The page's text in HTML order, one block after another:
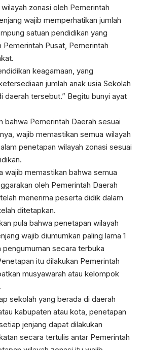
zonasi oleh Pemerintah
wajib memperhatikan jumlah
satuan pendidikan yang
Pusat, Pemerintah
keagamaan, yang
jumlah anak usia Sekolah
daerah tersebut.” Begitu bunyi ayat
bahwa Pemerintah Daerah sesuai
wajib memastikan semua wilayah
penetapan wilayah zonasi sesuai
wajib memastikan bahwa semua
oleh Pemerintah Daerah
menerima peserta didik dalam
ditetapkan.
pula bahwa penetapan wilayah
wajib diumumkan paling lama 1
secara terbuka
itu dilakukan Pemerintah
musyawarah atau kelompok
sekolah yang berada di daerah
kabupaten atau kota, penetapan
jenjang dapat dilakukan
secara tertulis antar Pemerintah